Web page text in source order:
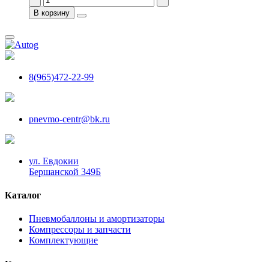
В корзину
8(965)472-22-99
pnevmo-centr@bk.ru
ул. Евдокии
Бершанской 349Б
Каталог
Пневмобаллоны и амортизаторы
Компрессоры и запчасти
Комплектующие